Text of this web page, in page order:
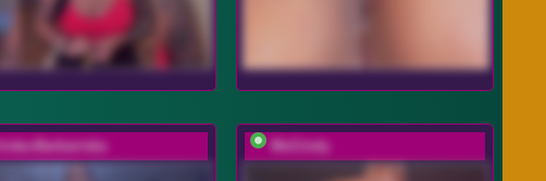
Iriska-Barbariska MsCindy